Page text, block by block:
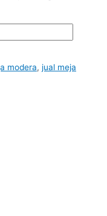
modera, jual meja